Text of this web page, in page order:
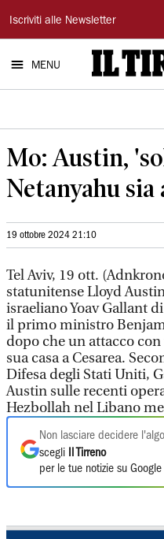
Il
Tirreno
Iscriviti alle Newsletter
MENU
Mo: Austin,
Netanyahu sia
19 ottobre 2024 21:10
Tel Aviv, 19 ott.
statunitense Lloyd
israeliano Yoav Gallant
il primo ministro
dopo che un attacco
sua casa a Cesarea.
Difesa degli Stati Uniti,
Austin sulle recenti
Hezbollah nel Libano
Non lasciare decidere
scegli
Il Tirreno
per le tue notizie su Google